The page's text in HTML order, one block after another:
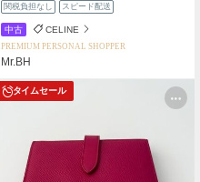
関税負担なし スピード配送
中古 CELINE
PREMIUM PERSONAL SHOPPER
Mr.BH
タイムセール